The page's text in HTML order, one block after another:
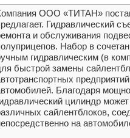
ООО «ТИТАН»
Гидравлический
и обслуживания
Набор в
гидравлическим (в
быстрой замены
Благодаря
цилиндр
сайлентблоков,
на